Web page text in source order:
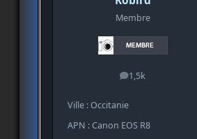
Membre
1,5k
messages
Ville : Occitanie
APN : Canon EOS R8